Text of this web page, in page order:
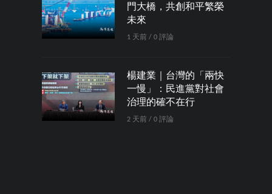
門大橋，共創和平繁榮
未來
1 天前 / 0 評論
楊建業｜台灣的「兩快
一慢」：民進黨對社會
治理的確不在行
2 天前 / 0 評論